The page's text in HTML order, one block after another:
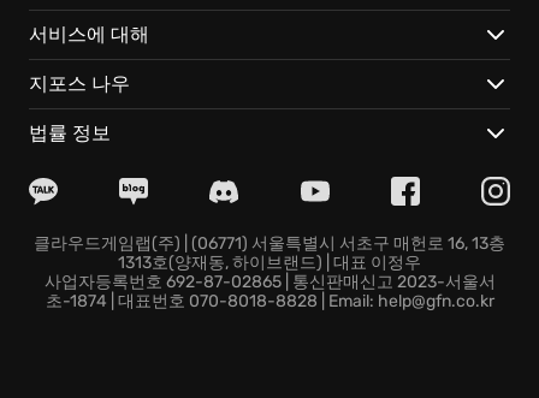
L.E.A.F. 슈트를 이용해 중력을 거스르는 듯한 역동적인
움직임을 선사하며, 전에 없던 자유로운 액션을 경험할
수 있습니다.
죽음과 삶이라는 심오한 주제를 다루며, 플레이어의 선택
에 따라 게임 세상의 운명이 변화하는 특별한 경험을 제
섬세하게 디자인된 아름다운 세상에서 잊혀진 유적과 숨
지금 바로 Valley의 세계로 뛰어들어 숨겨진 비밀을 밝히
고, 잊혀진 역사의 주인공이 되어보세요!
서비스에 대해
지포스 나우
법률 정보
클라우드게임랩(주) | (06771) 서울특별시 서초구 매헌로 16, 13층
1313호(양재동, 하이브랜드) | 대표 이정우
사업자등록번호 692-87-02865 | 통신판매신고 2023-서울서
초-1874 | 대표번호 070-8018-8828 | Email: help@gfn.co.kr